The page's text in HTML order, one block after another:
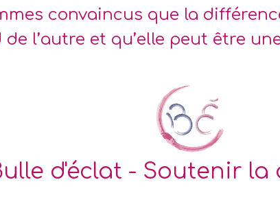
convaincus que la
de l’autre et qu’elle peut être
d'éclat - Soutenir la